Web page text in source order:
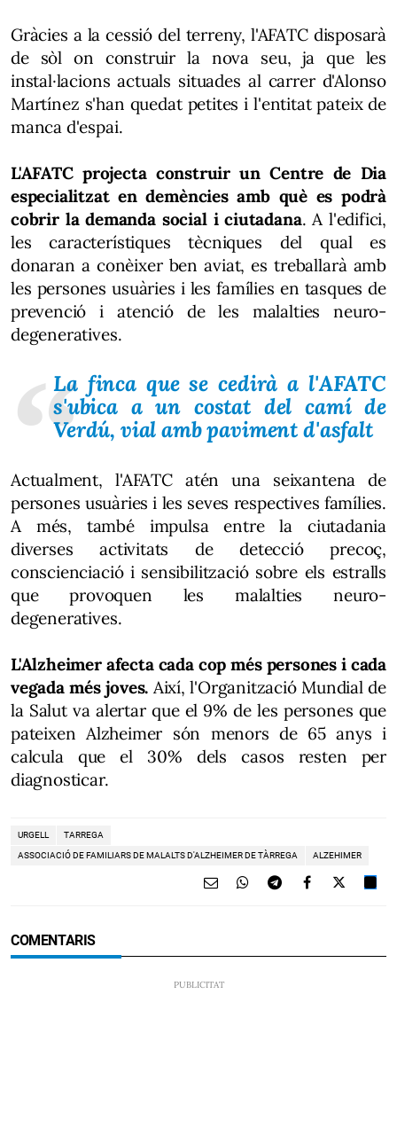
Gràcies a la cessió del terreny, l'AFATC disposarà
de sòl on construir la nova seu, ja que les
instal·lacions actuals situades al carrer d'Alonso
Martínez s'han quedat petites i l'entitat pateix de
manca d'espai.
L'AFATC projecta construir un Centre de Dia
especialitzat en demències amb què es podrà
cobrir la demanda social i ciutadana. A l'edifici,
les característiques tècniques del qual es
donaran a conèixer ben aviat, es treballarà amb
les persones usuàries i les famílies en tasques de
prevenció i atenció de les malalties neuro-
degeneratives.
La finca que se cedirà a l'AFATC
s'ubica a un costat del camí de
Verdú, vial amb paviment d'asfalt
Actualment, l'AFATC atén una seixantena de
persones usuàries i les seves respectives famílies.
A més, també impulsa entre la ciutadania
diverses activitats de detecció precoç,
conscienciació i sensibilització sobre els estralls
que provoquen les malalties neuro-
degeneratives.
L'Alzheimer afecta cada cop més persones i cada
vegada més joves. Així, l'Organització Mundial de
la Salut va alertar que el 9% de les persones que
pateixen Alzheimer són menors de 65 anys i
calcula que el 30% dels casos resten per
diagnosticar.
URGELL TARREGA
ASSOCIACIÓ DE FAMILIARS DE MALALTS D'ALZHEIMER DE TÀRREGA ALZEHIMER
COMENTARIS